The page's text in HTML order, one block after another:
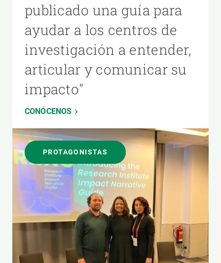
publicado una guía para
ayudar a los centros de
investigación a entender,
articular y comunicar su
impacto"
CONÓCENOS
PROTAGONISTAS